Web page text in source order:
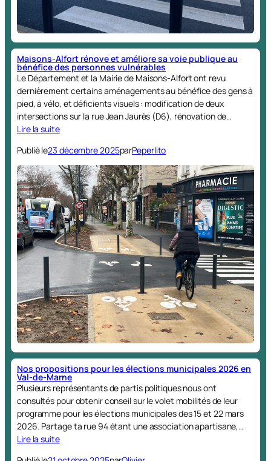
Maisons-Alfort rénove et améliore sa voie publique au
bénéfice des personnes vulnérables
Le Département et la Mairie de Maisons-Alfort ont revu
dernièrement certains aménagements au bénéfice des gens à
pied, à vélo, et déficients visuels : modification de deux
intersections sur la rue Jean Jaurès (D6), rénovation de…
Lire la suite
Publié le23 décembre 2025parPeperlito
Nos propositions pour les élections municipales 2026 en
Val-de-Marne
Plusieurs représentants de partis politiques nous ont
consultés pour obtenir conseil sur le volet mobilités de leur
programme pour les élections municipales des 15 et 22 mars
2026. Partage ta rue 94 étant une association apartisane,…
Lire la suite